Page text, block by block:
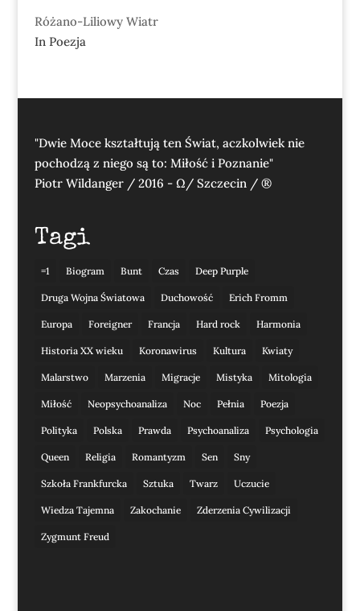
Różano-Liliowy Wiatr
In Poezja
"Dwie Moce kształtują ten Świat, aczkolwiek nie
pochodzą z niego są to: Miłość i Poznanie"
Piotr Wildanger / 2016 - Ω/ Szczecin / ®
Tagi
=1 Biogram Bunt Czas Deep Purple
Druga Wojna Światowa Duchowość Erich Fromm
Europa Foreigner Francja Hard rock Harmonia
Historia XX wieku Koronawirus Kultura Kwiaty
Malarstwo Marzenia Migracje Mistyka Mitologia
Miłość Neopsychoanaliza Noc Pełnia Poezja
Polityka Polska Prawda Psychoanaliza Psychologia
Queen Religia Romantyzm Sen Sny
Szkoła Frankfurcka Sztuka Twarz Uczucie
Wiedza Tajemna Zakochanie Zderzenia Cywilizacji
Zygmunt Freud